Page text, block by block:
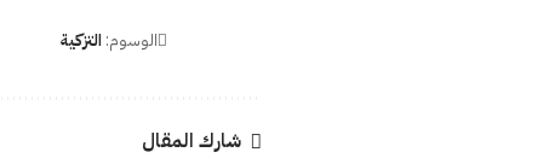
الوسوم:التزكية
شارك المقال